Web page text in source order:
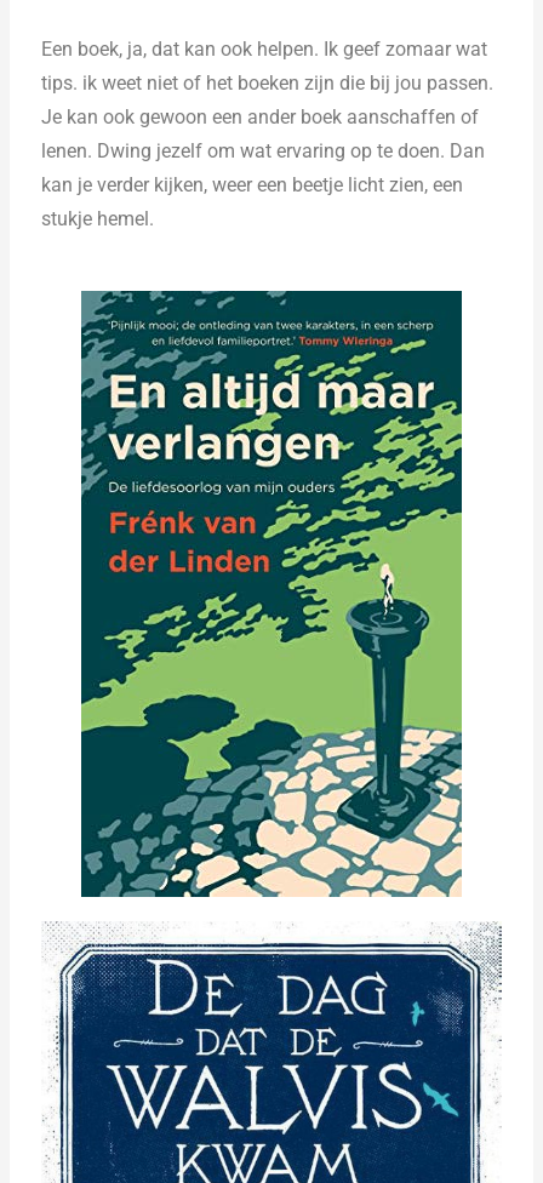
Een boek, ja, dat kan ook helpen.
Ik geef zomaar wat
tips. ik weet niet of het boeken zijn die bij jou passen.
Je kan ook gewoon een ander boek aanschaffen of
lenen. Dwing jezelf om wat ervaring op te doen. Dan
kan je verder kijken, weer een beetje licht zien, een
stukje hemel.